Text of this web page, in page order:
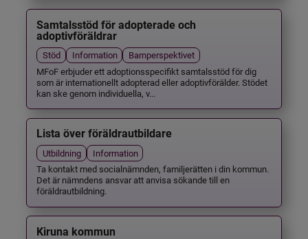
Samtalsstöd för adopterade och
adoptivföräldrar
Stöd Information
Barnperspektivet
MFoF erbjuder ett adoptionsspecifikt samtalsstöd för dig
som är internationellt adopterad eller adoptivförälder. Stödet
kan ske genom individuella, v...
Lista över föräldrautbildare
Utbildning
Information
Ta kontakt med socialnämnden, familjerätten i din kommun.
Det är nämndens ansvar att anvisa sökande till en
föräldrautbildning.
Kiruna kommun